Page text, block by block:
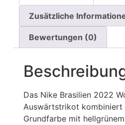
Zusätzliche
Bewertungen (0)
Das Nike Brasilien 2022
Auswärtstrikot kombiniert
Grundfarbe mit